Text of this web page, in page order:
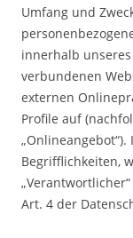
Umfang und
innerhalb
verbundenen
externen
Profile auf
Begrifflichkeiten,
Art. 4 der